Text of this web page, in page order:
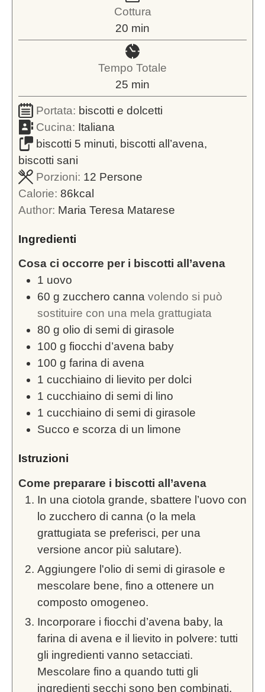
Cottura
20 minuti
min
Tempo Totale
25 minuti
min
Portata: biscotti e dolcetti
Cucina: Italiana
biscotti 5 minuti, biscotti all’avena,
biscotti sani
Porzioni: 12 Persone
Calorie: 86kcal
Author: Maria Teresa Matarese
Ingredienti
Cosa ci occorre per i biscotti all’avena
1 uovo
60 g zucchero canna volendo si può
sostituire con una mela grattugiata
80 g olio di semi di girasole
100 g fiocchi d’avena baby
100 g farina di avena
1 cucchiaino di lievito per dolci
1 cucchiaino di semi di lino
1 cucchiaino di semi di girasole
Succo e scorza di un limone
Istruzioni
Come preparare i biscotti all’avena
In una ciotola grande, sbattere l’uovo con
lo zucchero di canna (o la mela
grattugiata se preferisci, per una
versione ancor più salutare).
Aggiungere l'olio di semi di girasole e
mescolare bene, fino a ottenere un
composto omogeneo.
Incorporare i fiocchi d’avena baby, la
farina di avena e il lievito in polvere: tutti
gli ingredienti vanno setacciati.
Mescolare fino a quando tutti gli
ingredienti secchi sono ben combinati.